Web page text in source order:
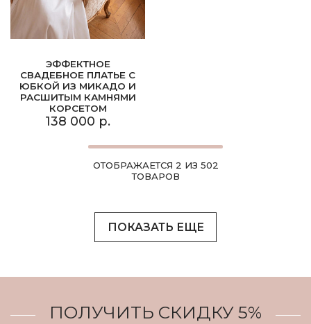
ЭФФЕКТНОЕ
СВАДЕБНОЕ ПЛАТЬЕ С
ЮБКОЙ ИЗ МИКАДО И
РАСШИТЫМ КАМНЯМИ
КОРСЕТОМ
138 000 р.
ОТОБРАЖАЕТСЯ 2 ИЗ 502
ТОВАРОВ
ПОКАЗАТЬ ЕЩЕ
ПОЛУЧИТЬ СКИДКУ 5%